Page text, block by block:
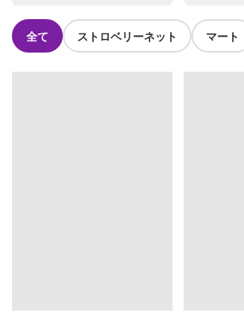
全て ストロベリーネット マート